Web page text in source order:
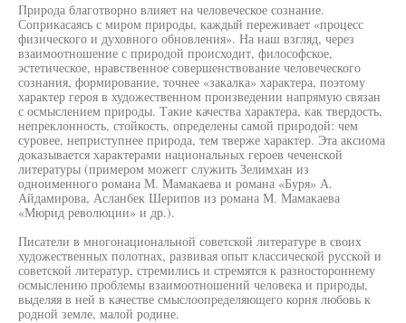
Природа благотворно влияет на человеческое сознание.
Соприкасаясь с миром природы, каждый переживает «процесс
физического и духовного обновления». На наш взгляд, через
взаимоотношение с природой происходит, философское,
эстетическое, нравственное совершенствование человеческого
сознания, формирование, точнее «закалка» характера, поэтому
характер героя в художественном произведении напрямую связан
с осмыслением природы. Такие качества характера, как твердость,
непреклонность, стойкость, определены самой природой: чем
суровее, неприступнее природа, тем тверже характер. Эта аксиома
доказывается характерами национальных героев чеченской
литературы (примером можегг служить Зелимхан из
одноименного романа М. Мамакаева и романа «Буря» А.
Айдамирова, Асланбек Шерипов из романа М. Мамакаева
«Мюрид революции» и др.).
Писатели в многонациональной советской литературе в своих
художественных полотнах, развивая опыт классической русской и
советской литератур, стремились и стремятся к разностороннему
осмыслению проблемы взаимоотношений человека и природы,
выделяя в ней в качестве смыслоопределяющего корня любовь к
родной земле, малой родине.